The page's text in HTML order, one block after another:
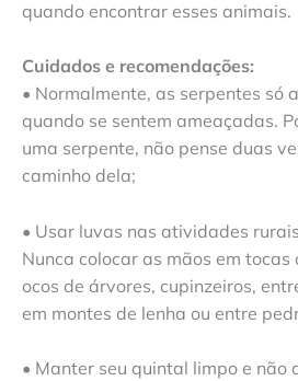
quando encontrar esses animais.
Cuidados e recomendações:
• Normalmente, as serpentes só
quando se sentem ameaçadas.
uma serpente, não pense duas
caminho dela;
• Usar luvas nas atividades
Nunca colocar as mãos em
ocos de árvores, cupinzeiros,
em montes de lenha ou entre
• Manter seu quintal limpo e não